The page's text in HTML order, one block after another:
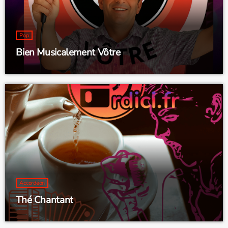
Pop
Bien Musicalement Vôtre
Accordéon
Thé Chantant